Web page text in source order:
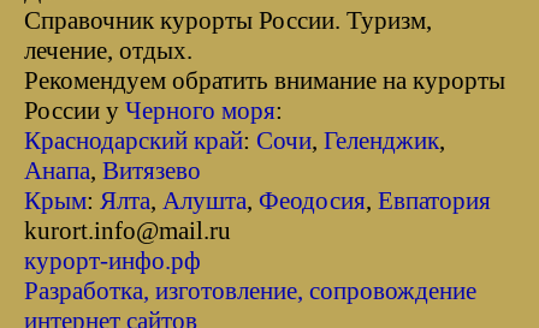
Справочник курорты Росcии. Туризм,
лечение, отдых.
Рекомендуем обратить внимание на курорты
России у Черного моря:
Краснодарский край: Сочи, Геленджик,
Анапа, Витязево
Крым: Ялта, Алушта, Феодосия, Евпатория
kurort.info@mail.ru
курорт-инфо.рф
Разработка, изготовление, сопровождение
интернет сайтов